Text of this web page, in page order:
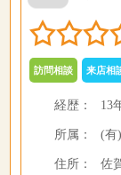
訪問相談 来店相
経歴： 13
所属： (有
住所： 佐